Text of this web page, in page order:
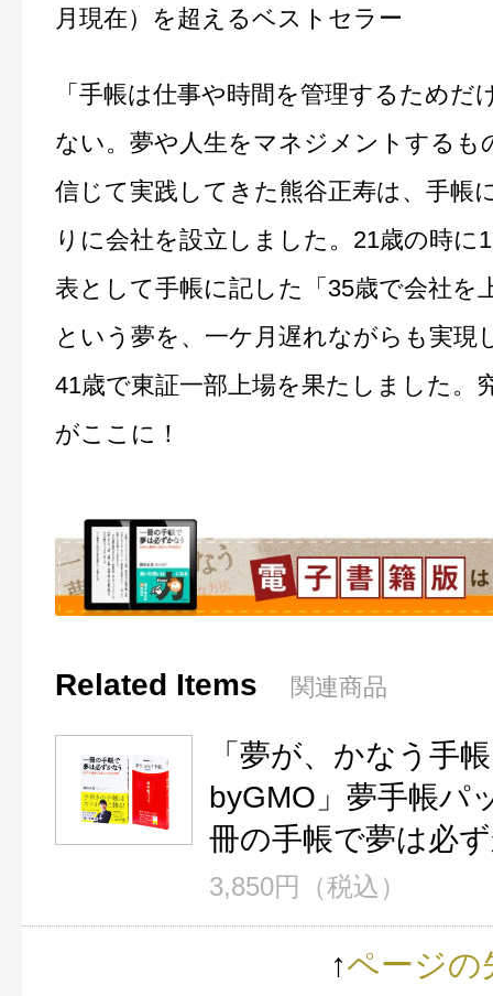
月現在）を超えるベストセラー
「手帳は仕事や時間を管理するためだ
ない。夢や人生をマネジメントするも
信じて実践してきた熊谷正寿は、手帳
りに会社を設立しました。21歳の時に
表として手帳に記した「35歳で会社を
という夢を、一ケ月遅れながらも実現
41歳で東証一部上場を果たしました。
がここに！
Related Items 関連商品
「夢が、かなう手
byGMO」夢手帳パ
冊の手帳で夢は必
3,850円（税込）
↑ページの